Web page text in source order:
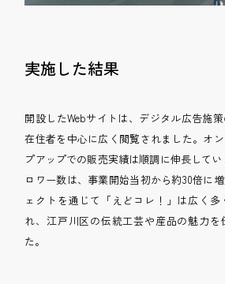
実施した結果
開設したWebサイトは、デジタル広告施
在住者を中心に広く閲覧されました。オ
プアップでの販売実績は順調に伸長して
ロワー数は、事業開始当初から約30倍に
ェクトを通じて「えどコレ！」は広く多
れ、江戸川区の伝統工芸や産品の魅力を
た。